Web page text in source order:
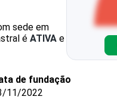
sede em
é ATIVA e
de fundação
11/2022